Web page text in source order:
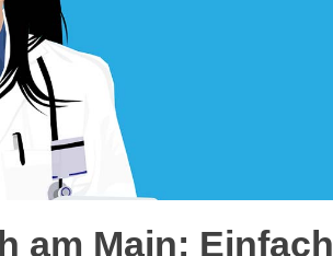
am Main: Einfach